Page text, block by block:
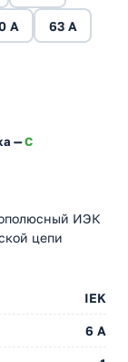
A 63 A
—C
ИЭК
цепи
IEK
6 A